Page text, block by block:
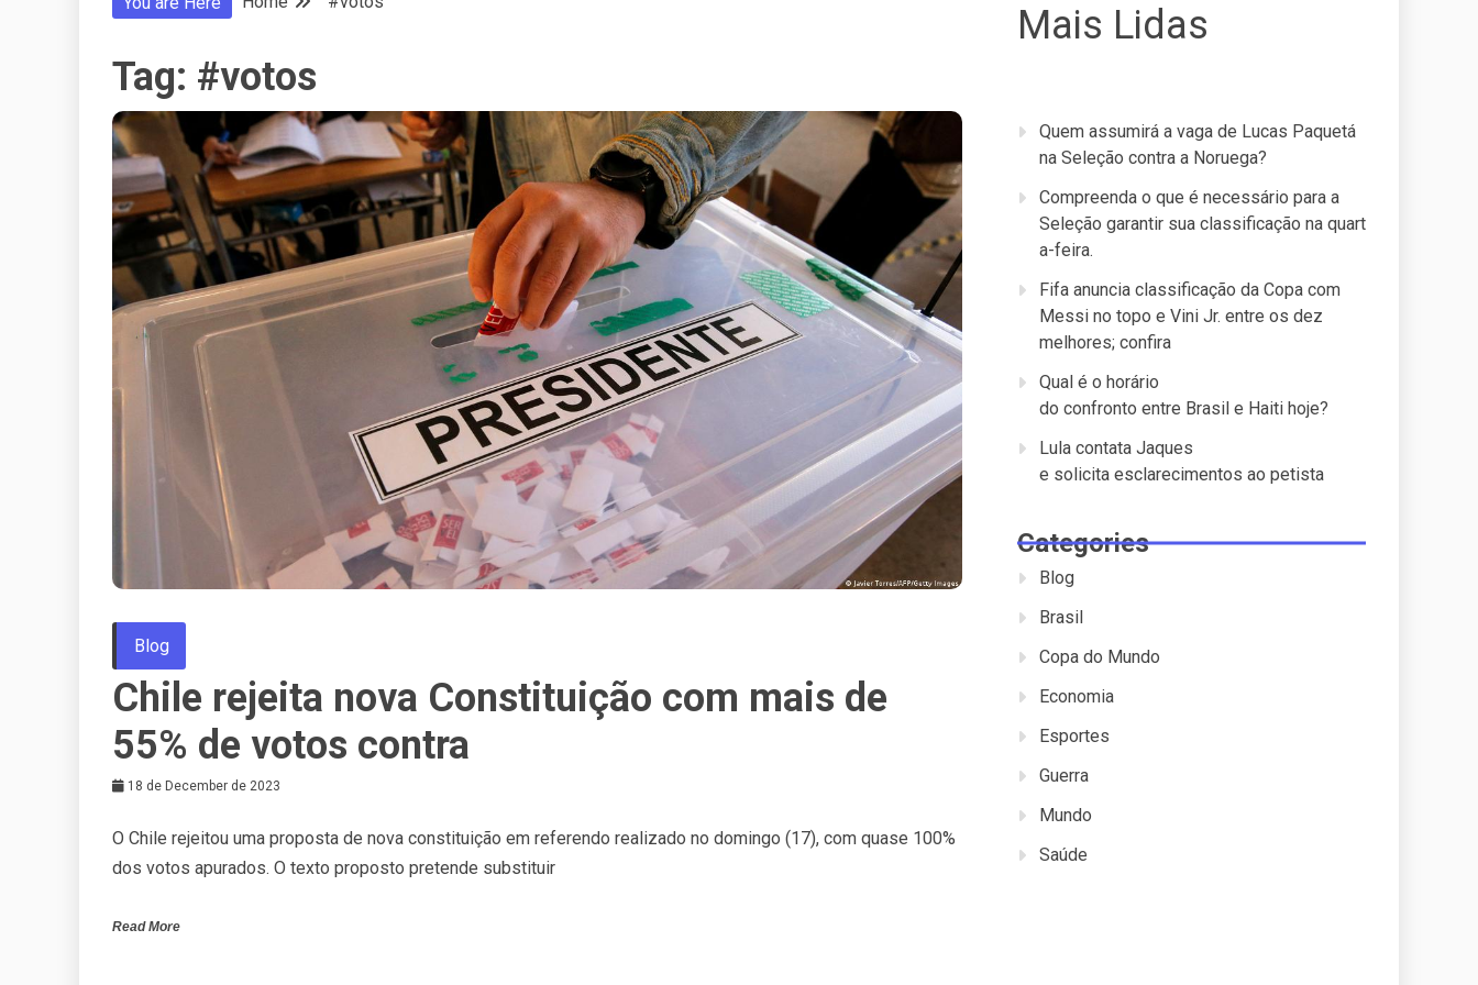
Tag: #votos
Blog
Chile rejeita nova Constituição com mais de
55% de votos contra
18 de December de 2023
O Chile rejeitou uma proposta de nova constituição em referendo realizado no domingo (17), com quase 100%
dos votos apurados. O texto proposto pretende substituir
Read More
Mais Lidas
Quem assumirá a vaga de Lucas Paquetá
na Seleção contra a Noruega?
Compreenda o que é necessário para a
Seleção garantir sua classificação na quart
a-feira.
Fifa anuncia classificação da Copa com
Messi no topo e Vini Jr. entre os dez
melhores; confira
Qual é o horário
do confronto entre Brasil e Haiti hoje?
Lula contata Jaques
e solicita esclarecimentos ao petista
Categories
Blog
Brasil
Copa do Mundo
Economia
Esportes
Guerra
Mundo
Saúde